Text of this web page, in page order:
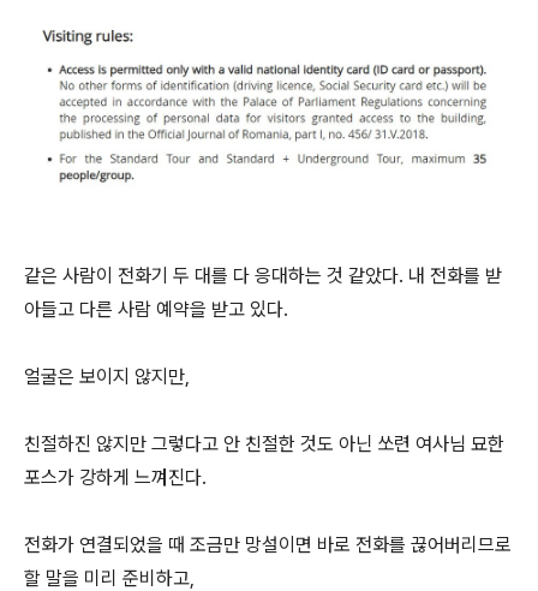
같은 사람이 전화기 두 대를 다 응대하는 것 같았다. 내 전화를 받
아들고 다른 사람 예약을 받고 있다.
얼굴은 보이지 않지만,
친절하진 않지만 그렇다고 안 친절한 것도 아닌 쏘련 여사님 묘한
포스가 강하게 느껴진다.
전화가 연결되었을 때 조금만 망설이면 바로 전화를 끊어버리므로
할 말을 미리 준비하고,